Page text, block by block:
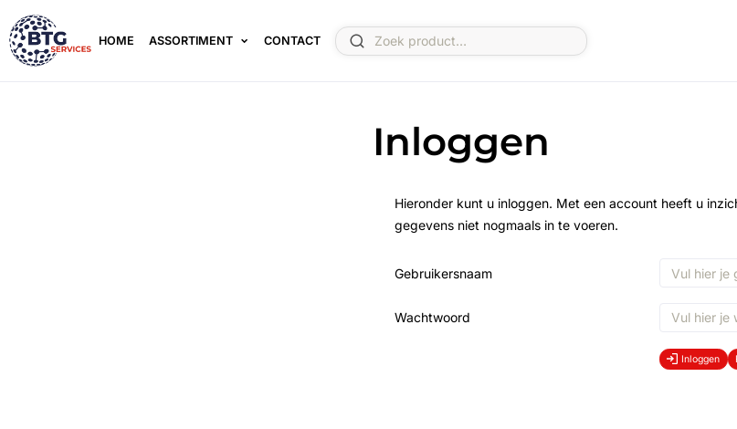
HOME ASSORTIMENT CONTACT
Inloggen
Hieronder kunt u inloggen. Met een account heeft u
gegevens niet nogmaals in te voeren.
Gebruikersnaam
Wachtwoord
Inloggen